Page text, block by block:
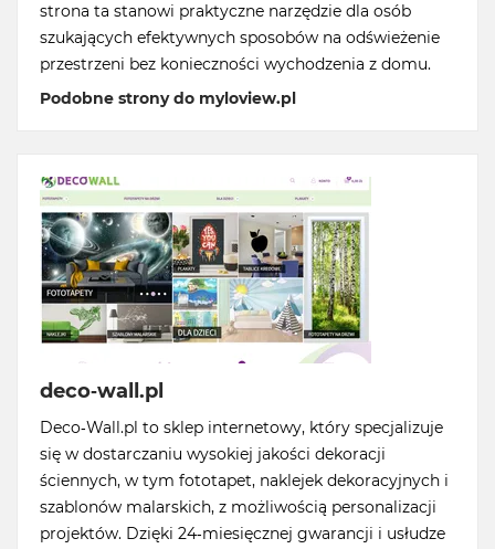
strona ta stanowi praktyczne narzędzie dla osób
szukających efektywnych sposobów na odświeżenie
przestrzeni bez konieczności wychodzenia z domu.
Podobne strony do myloview.pl
deco-wall.pl
Deco-Wall.pl to sklep internetowy, który specjalizuje
się w dostarczaniu wysokiej jakości dekoracji
ściennych, w tym fototapet, naklejek dekoracyjnych i
szablonów malarskich, z możliwością personalizacji
projektów. Dzięki 24-miesięcznej gwarancji i usłudze